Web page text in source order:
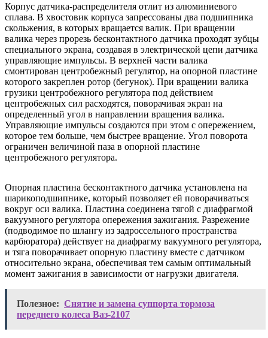
Корпус датчика-распределителя отлит из алюминиевого
сплава. В хвостовик корпуса запрессованы два подшипника
скольжения, в которых вращается валик. При вращении
валика через прорезь бесконтактного датчика проходят зубцы
специального экрана, создавая в электрической цепи датчика
управляющие импульсы. В верхней части валика
смонтирован центробежный регулятор, на опорной пластине
которого закреплен ротор (бегунок). При вращении валика
грузики центробежного регулятора под действием
центробежных сил расходятся, поворачивая экран на
определенный угол в направлении вращения валика.
Управляющие импульсы создаются при этом с опережением,
которое тем больше, чем быстрее вращение. Угол поворота
ограничен величиной паза в опорной пластине
центробежного регулятора.
Опорная пластина бесконтактного датчика установлена на
шарикоподшипнике, который позволяет ей поворачиваться
вокруг оси валика. Пластина соединена тягой с диафрагмой
вакуумного регулятора опережения зажигания. Разрежение
(подводимое по шлангу из задроссельного пространства
карбюратора) действует на диафрагму вакуумного регулятора,
и тяга поворачивает опорную пластину вместе с датчиком
относительно экрана, обеспечивая тем самым оптимальный
момент зажигания в зависимости от нагрузки двигателя.
Полезное: Снятие и замена суппорта тормоза
переднего колеса Ваз-2107